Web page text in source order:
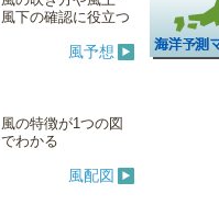
風下の確認に役立つ
風予想
風の特徴が1つの図
でわかる
風配図